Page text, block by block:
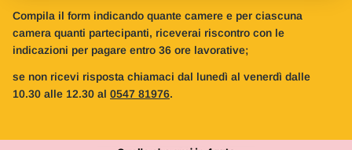
Compila il form indicando quante camere e per ciascuna
camera quanti partecipanti, riceverai riscontro con le
indicazioni per pagare entro 36 ore lavorative;
se non ricevi risposta chiamaci dal lunedì al venerdì dalle
10.30 alle 12.30 al 0547 81976.